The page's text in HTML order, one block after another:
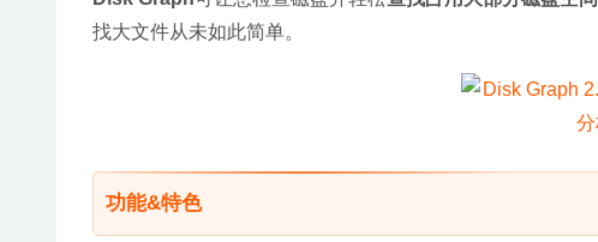
找大文件从未如此简单。
功能&特色